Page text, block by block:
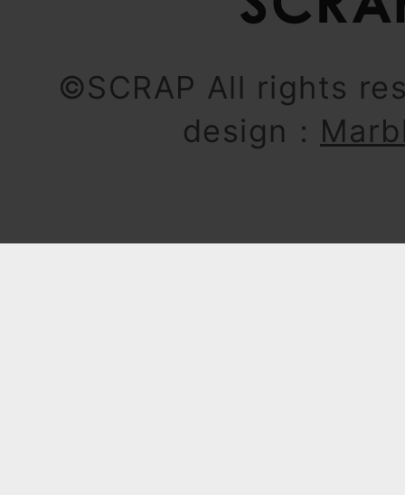
©SCRAP All rights
design：